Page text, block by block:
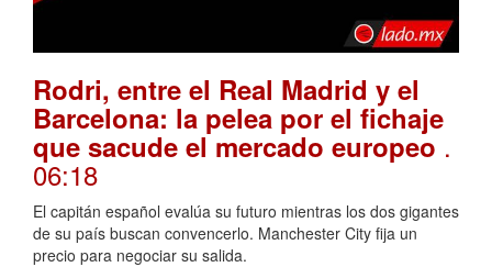
Rodri, entre el Real Madrid y el
Barcelona: la pelea por el fichaje
que sacude el mercado europeo .
06:18
El capitán español evalúa su futuro mientras los dos gigantes
de su país buscan convencerlo. Manchester City fija un
precio para negociar su salida.